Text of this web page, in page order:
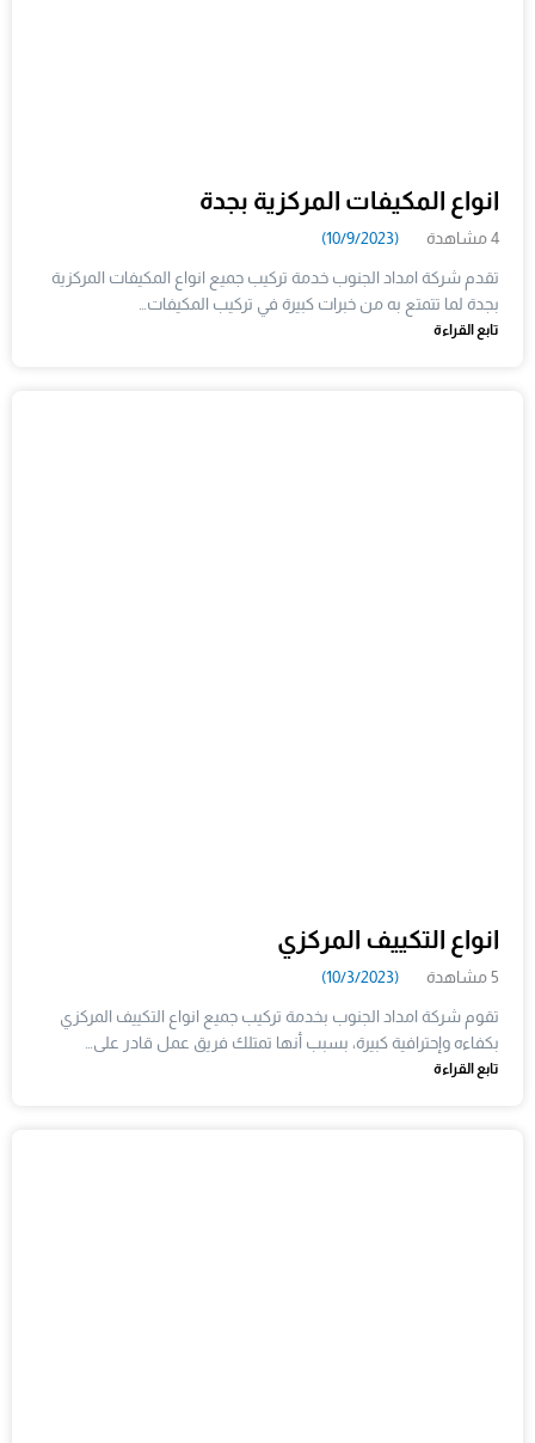
انواع المكيفات المركزية بجدة
4 مشاهدة (10/9/2023)
تقدم شركة امداد الجنوب خدمة تركيب جميع انواع المكيفات المركزية
بجدة لما تتمتع به من خبرات كبيرة في تركيب المكيفات…
تابع القراءة
انواع التكييف المركزي
5 مشاهدة (10/3/2023)
تقوم شركة امداد الجنوب بخدمة تركيب جميع انواع التكييف المركزي
بكفاءه وإحترافية كبيرة، بسبب أنها تمتلك فريق عمل قادر على…
تابع القراءة